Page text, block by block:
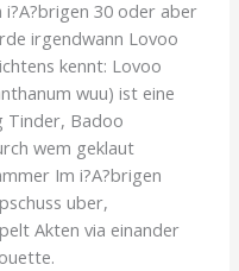
30 oder aber
irgendwann Lovoo
kennt: Lovoo
wuu) ist eine
Tinder, Badoo
wem geklaut
Im i?A?brigen
uber,
Akten via einander